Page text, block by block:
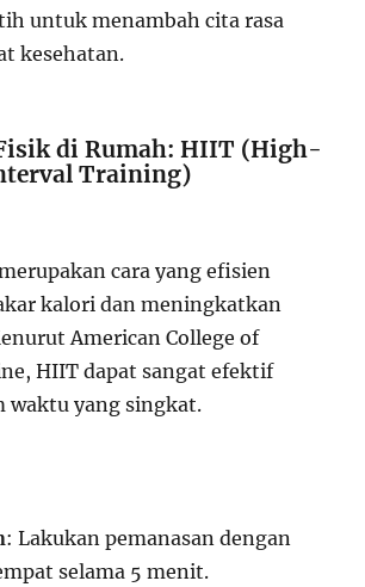
untuk menambah cita rasa
kesehatan.
di Rumah: HIIT (High-
Training)
cara yang efisien
kalori dan meningkatkan
American College of
HIIT dapat sangat efektif
waktu yang singkat.
: Lakukan pemanasan dengan
selama 5 menit.